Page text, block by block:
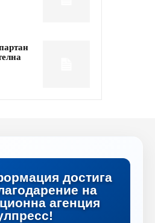
достига
на
агенция